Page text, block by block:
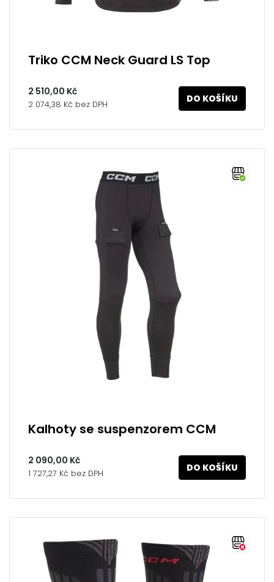
Triko CCM Neck Guard LS Top
2 510,00 Kč
2 074,38 Kč bez DPH DO KOŠÍKU
Kalhoty se suspenzorem CCM
2 090,00 Kč
1 727,27 Kč bez DPH DO KOŠÍKU